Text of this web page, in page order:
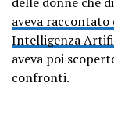
aveva raccontato
Intelligenza
aveva poi
confronti.